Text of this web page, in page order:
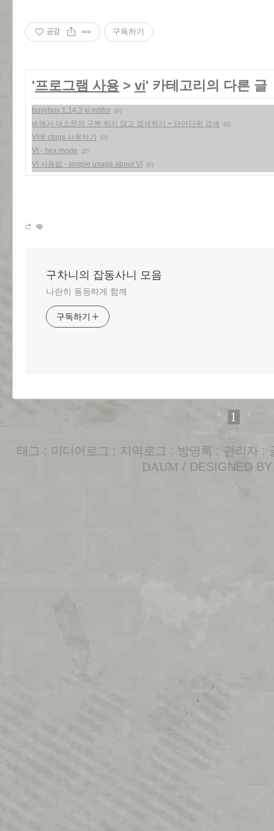
공감 구독하기
'프로그램 사용 > vi' 카테고리의 다른 글
busybox 1.14.3 vi editor (0)
vi 에서 대소문자 구분 하지 않고 검색하기 + 단어단위 검색 (0)
VI에 ctags 사용하기 (0)
VI - hex mode (2)
VI 사용법 - simple usage about VI (6)
구차니의 잡동사니 모음
나란히 동등하게 함께
구독하기
1
태그 : 미디어로그 : 지역로그 : 방명록 : 관리자 :
DAUM / DESIGNED